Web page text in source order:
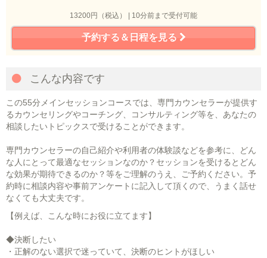
13200円（税込） | 10分前まで受付可能
予約する＆日程を見る
こんな内容です
この55分メインセッションコースでは、専門カウンセラーが提供す
るカウンセリングやコーチング、コンサルティング等を、あなたの
相談したいトピックスで受けることができます。
専門カウンセラーの自己紹介や利用者の体験談などを参考に、どん
な人にとって最適なセッションなのか？セッションを受けるとどん
な効果が期待できるのか？等をご理解のうえ、ご予約ください。予
約時に相談内容や事前アンケートに記入して頂くので、うまく話せ
なくても大丈夫です。
【例えば、こんな時にお役に立てます】
◆決断したい
・正解のない選択で迷っていて、決断のヒントがほしい